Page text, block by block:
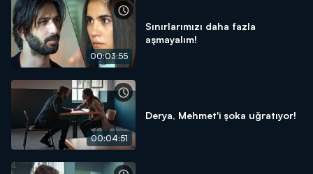
00:03:55
Sınırlarımızı daha fazla
aşmayalım!
00:04:51
Derya, Mehmet'i şoka uğratıyor!